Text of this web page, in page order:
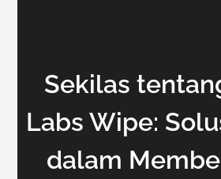
Sekilas
Labs Wipe:
dalam